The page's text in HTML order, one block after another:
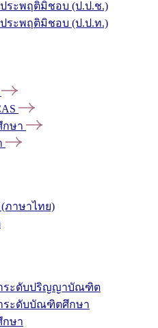
ระพฤติมิชอบ (ป.ป.ช.)
ระพฤติมิชอบ (ป.ป.ท.)
กษา
ภาษาไทย)
ระดับปริญญาบัณฑิต
ระดับบัณฑิตศึกษา
กษา